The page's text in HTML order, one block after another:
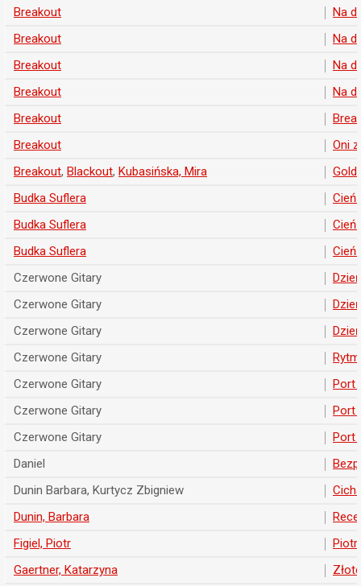
Breakout
Na
Breakout
Na
Breakout
Na
Breakout
Na
Breakout
Breakout
Oni
Breakout, Blackout, Kubasińska, Mira
Gold
Budka Suflera
Cień
Budka Suflera
Cień
Budka Suflera
Cień
Czerwone Gitary
Czerwone Gitary
Czerwone Gitary
Czerwone Gitary
Czerwone Gitary
Port
Czerwone Gitary
Port
Czerwone Gitary
Port
Daniel
Dunin Barbara, Kurtycz Zbigniew
Dunin, Barbara
Figiel, Piotr
Piotr
Gaertner, Katarzyna